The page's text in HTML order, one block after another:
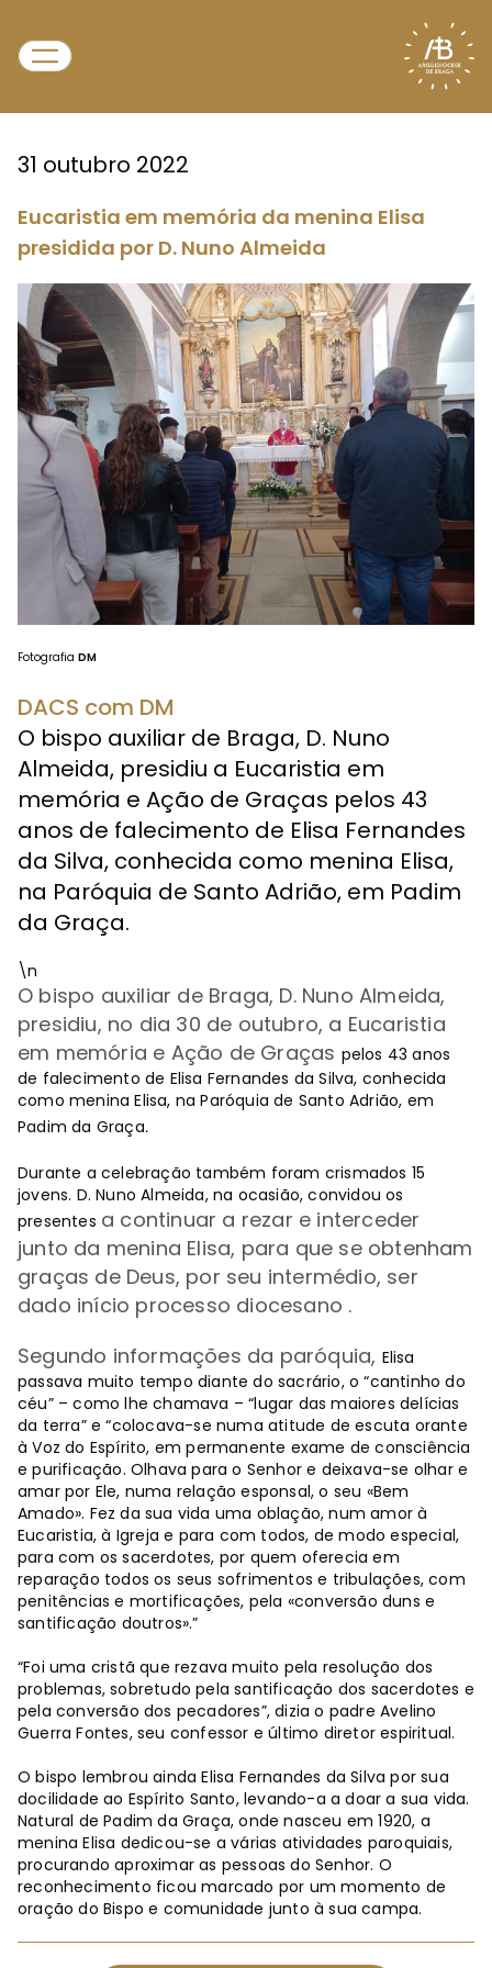
31 outubro 2022
Eucaristia em memória da menina Elisa
presidida por D. Nuno Almeida
Fotografia DM
DACS com DM
O bispo auxiliar de Braga, D. Nuno
Almeida, presidiu a Eucaristia em
memória e Ação de Graças pelos 43
anos de falecimento de Elisa Fernandes
da Silva, conhecida como menina Elisa,
na Paróquia de Santo Adrião, em Padim
da Graça.
\n
O bispo auxiliar de Braga, D. Nuno Almeida,
presidiu, no dia 30 de outubro, a Eucaristia
em memória e Ação de Graças pelos 43 anos
de falecimento de Elisa Fernandes da Silva, conhecida
como menina Elisa, na Paróquia de Santo Adrião, em
Padim da Graça.
Durante a celebração também foram crismados 15
jovens. D. Nuno Almeida, na ocasião, convidou os
presentes a continuar a rezar e interceder
junto da menina Elisa, para que se obtenham
graças de Deus, por seu intermédio, ser
dado início processo diocesano .
Segundo informações da paróquia, Elisa
passava muito tempo diante do sacrário, o “cantinho do
céu” – como lhe chamava – “lugar das maiores delícias
da terra” e “colocava-se numa atitude de escuta orante
à Voz do Espírito, em permanente exame de consciência
e purificação. Olhava para o Senhor e deixava-se olhar e
amar por Ele, numa relação esponsal, o seu «Bem
Amado». Fez da sua vida uma oblação, num amor à
Eucaristia, à Igreja e para com todos, de modo especial,
para com os sacerdotes, por quem oferecia em
reparação todos os seus sofrimentos e tribulações, com
penitências e mortificações, pela «conversão duns e
santificação doutros».”
“Foi uma cristã que rezava muito pela resolução dos
problemas, sobretudo pela santificação dos sacerdotes e
pela conversão dos pecadores”, dizia o padre Avelino
Guerra Fontes, seu confessor e último diretor espiritual.
O bispo lembrou ainda Elisa Fernandes da Silva por sua
docilidade ao Espírito Santo, levando-a a doar a sua vida.
Natural de Padim da Graça, onde nasceu em 1920, a
menina Elisa dedicou-se a várias atividades paroquiais,
procurando aproximar as pessoas do Senhor. O
reconhecimento ficou marcado por um momento de
oração do Bispo e comunidade junto à sua campa.